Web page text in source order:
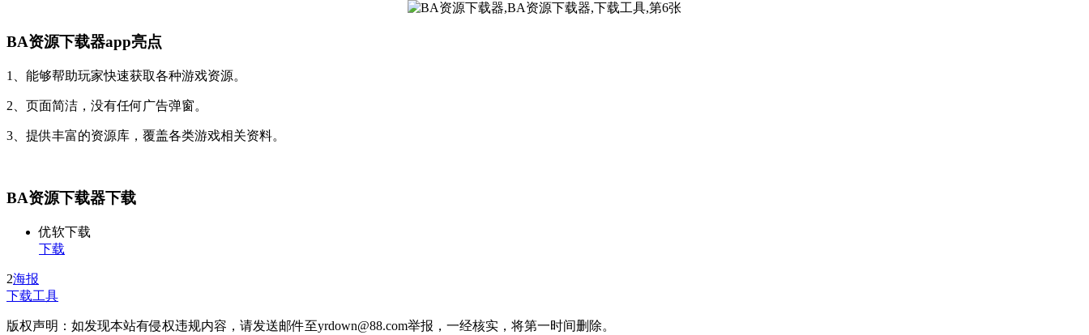
BA资源下载器app亮点
1、能够帮助玩家快速获取各种游戏资源。
2、页面简洁，没有任何广告弹窗。
3、提供丰富的资源库，覆盖各类游戏相关资料。
BA资源下载器下载
优软下载
下载
2海报
下载工具
版权声明：如发现本站有侵权违规内容，请发送邮件至yrdown@88.com举报，一经核实，将第一时间删除。